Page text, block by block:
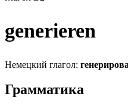
generieren
Немецкий глагол:
Грамматика